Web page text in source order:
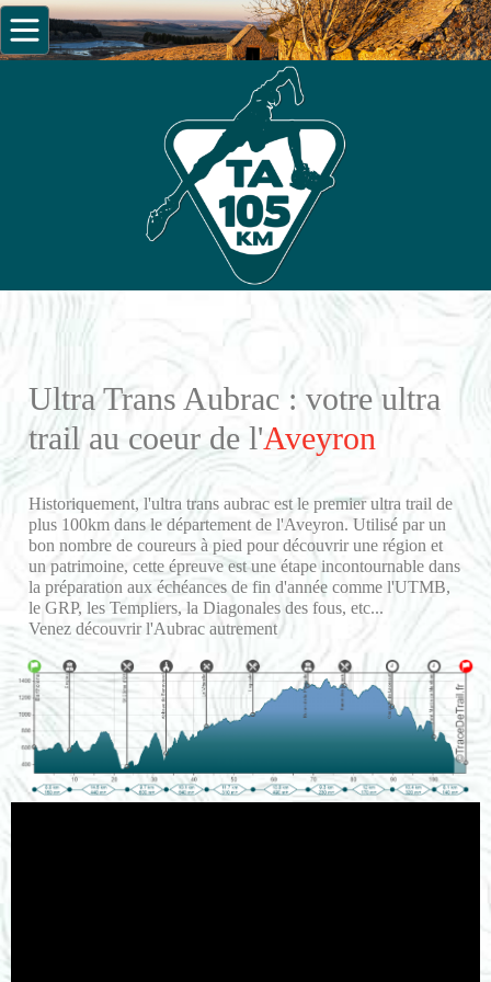
Ultra Trans Aubrac : votre ultra
trail au coeur de l'Aveyron
Historiquement, l'ultra trans aubrac est le premier ultra trail de
plus 100km dans le département de l'Aveyron. Utilisé par un
bon nombre de coureurs à pied pour découvrir une région et
un patrimoine, cette épreuve est une étape incontournable dans
la préparation aux échéances de fin d'année comme l'UTMB,
le GRP, les Templiers, la Diagonales des fous, etc...
Venez découvrir l'Aubrac autrement